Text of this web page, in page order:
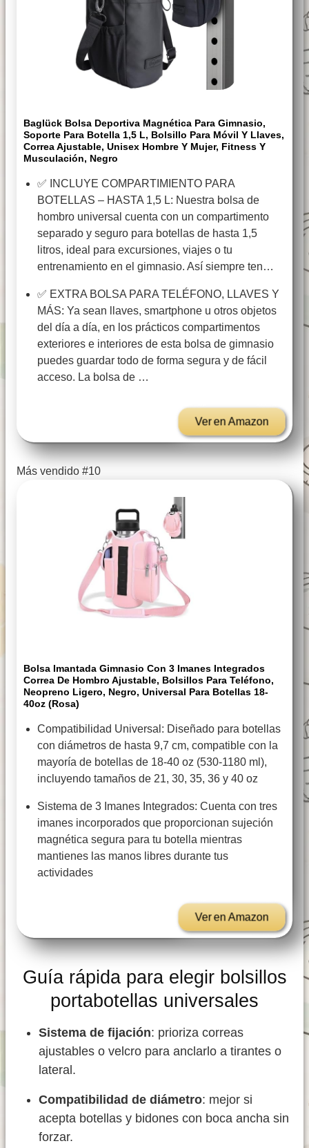
Baglück Bolsa Deportiva Magnética Para Gimnasio,
Soporte Para Botella 1,5 L, Bolsillo Para Móvil Y Llaves,
Correa Ajustable, Unisex Hombre Y Mujer, Fitness Y
Musculación, Negro
✅ INCLUYE COMPARTIMIENTO PARA
BOTELLAS – HASTA 1,5 L: Nuestra bolsa de
hombro universal cuenta con un compartimento
separado y seguro para botellas de hasta 1,5
litros, ideal para excursiones, viajes o tu
entrenamiento en el gimnasio. Así siempre ten…
✅ EXTRA BOLSA PARA TELÉFONO, LLAVES Y
MÁS: Ya sean llaves, smartphone u otros objetos
del día a día, en los prácticos compartimentos
exteriores e interiores de esta bolsa de gimnasio
puedes guardar todo de forma segura y de fácil
acceso. La bolsa de …
Ver en Amazon
Más vendido #10
Bolsa Imantada Gimnasio Con 3 Imanes Integrados
Correa De Hombro Ajustable, Bolsillos Para Teléfono,
Neopreno Ligero, Negro, Universal Para Botellas 18-
40oz (Rosa)
Compatibilidad Universal: Diseñado para botellas
con diámetros de hasta 9,7 cm, compatible con la
mayoría de botellas de 18-40 oz (530-1180 ml),
incluyendo tamaños de 21, 30, 35, 36 y 40 oz
Sistema de 3 Imanes Integrados: Cuenta con tres
imanes incorporados que proporcionan sujeción
magnética segura para tu botella mientras
mantienes las manos libres durante tus
actividades
Ver en Amazon
Guía rápida para elegir bolsillos
portabotellas universales
Sistema de fijación: prioriza correas
ajustables o velcro para anclarlo a tirantes o
lateral.
Compatibilidad de diámetro: mejor si
acepta botellas y bidones con boca ancha sin
forzar.